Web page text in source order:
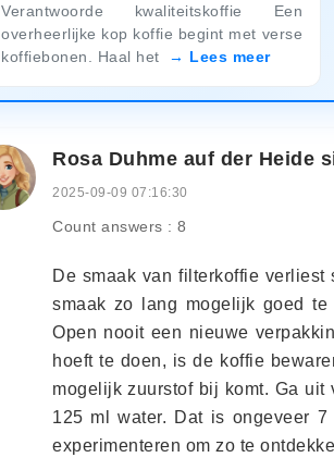
Verantwoorde kwaliteitskoffie Een
overheerlijke kop koffie begint met verse
koffiebonen. Haal het
Lees meer
Rosa Duhme auf der Heide
2025-09-09 07:16:30
Count answers : 8
De smaak van filterkoffie
smaak zo lang mogelijk goed
Open nooit een nieuwe
hoeft te doen, is de koffie
mogelijk zuurstof bij komt. Ga uit
125 ml water. Dat is ongeveer
experimenteren om zo te